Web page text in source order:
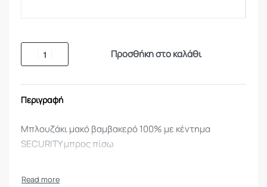
Προσθήκη στο καλάθι
Περιγραφή
Μπλουζάκι μακό βαμβακερό 100% με κέντημα
SECURITY μπρος πίσω